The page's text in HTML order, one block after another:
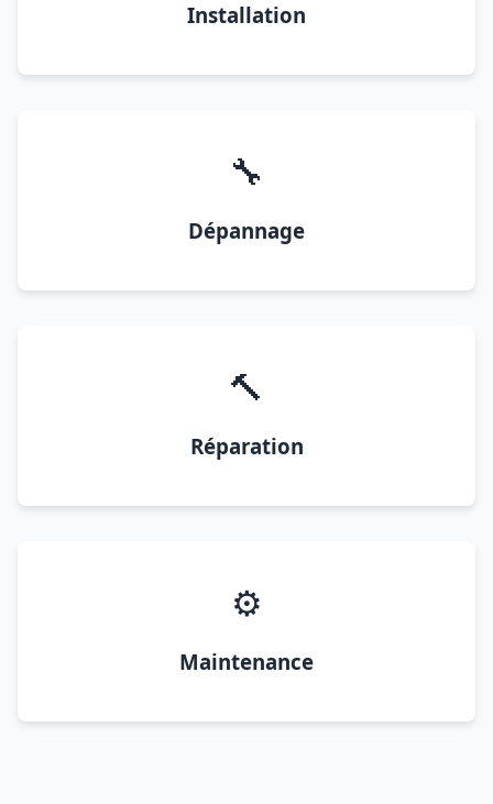
Installation
🔧
Dépannage
🔨
Réparation
⚙️
Maintenance